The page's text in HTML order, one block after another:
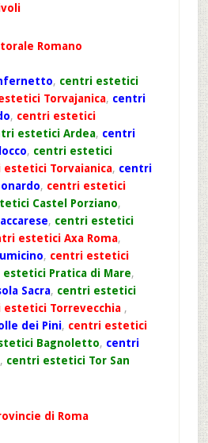
Romano
, centri estetici
Torvajanica, centri
, centri estetici
estetici Ardea, centri
, centri estetici
estetici Torvaianica, centri
, centri estetici
Castel Porziano,
, centri estetici
estetici Axa Roma,
, centri estetici
Pratica di Mare,
Sacra, centri estetici
estetici Torrevecchia ,
dei Pini, centri estetici
Bagnoletto, centri
, centri estetici Tor San
di Roma